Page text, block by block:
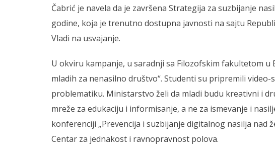
Čabrić je navela da je završena Strategija za suzbijanje
godine, koja je trenutno dostupna javnosti na sajtu
Vladi na usvajanje.
U okviru kampanje, u saradnji sa Filozofskim fakultetom u
mladih za nenasilno društvo“. Studenti su pripremili
problematiku. Ministarstvo želi da mladi budu kreativni i
mreže za edukaciju i informisanje, a ne za ismevanje i
konferenciji „Prevencija i suzbijanje digitalnog nasilja nad
Centar za jednakost i ravnopravnost polova.